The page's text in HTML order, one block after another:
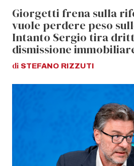
Giorgetti frena sulla
vuole perdere peso
Intanto Sergio tira
dismissione
di STEFANO RIZZUTI